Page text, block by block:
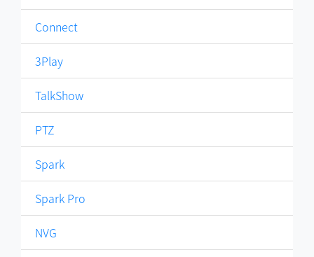
Connect
3Play
TalkShow
PTZ
Spark
Spark Pro
NVG